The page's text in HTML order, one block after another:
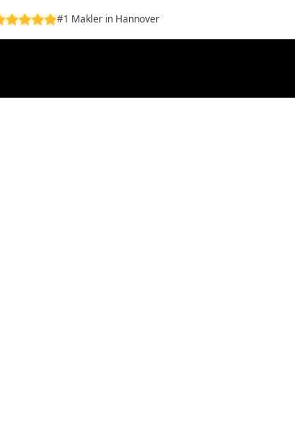
#1 Makler in Hannover